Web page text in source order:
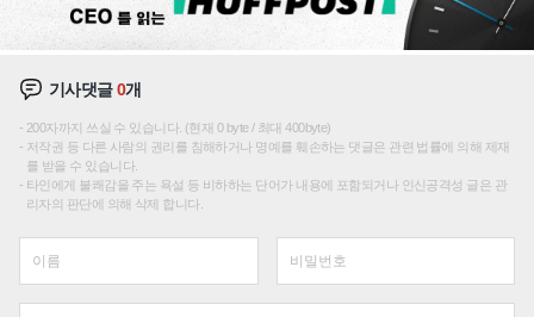
기사댓글0개
200자까지 쓰실 수 있습니다. (현재 0 byte / 최대 400byte)
저작권 등 다른 사람의 권리를 침해하거나 명예를 훼손하는 댓글은 관련 법률에 의해 제재
를 받을 수 있습니다.
타인에게 불쾌감을 주는 욕설 등 비하하는 단어가 내용에 포함되거나 인신공격성 글은 관
리자의 판단에 의해 삭제 합니다.